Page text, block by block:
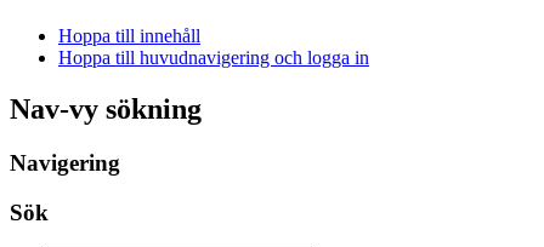
Hoppa till innehåll
Hoppa till huvudnavigering och logga in
Nav-vy sökning
Navigering
Sök